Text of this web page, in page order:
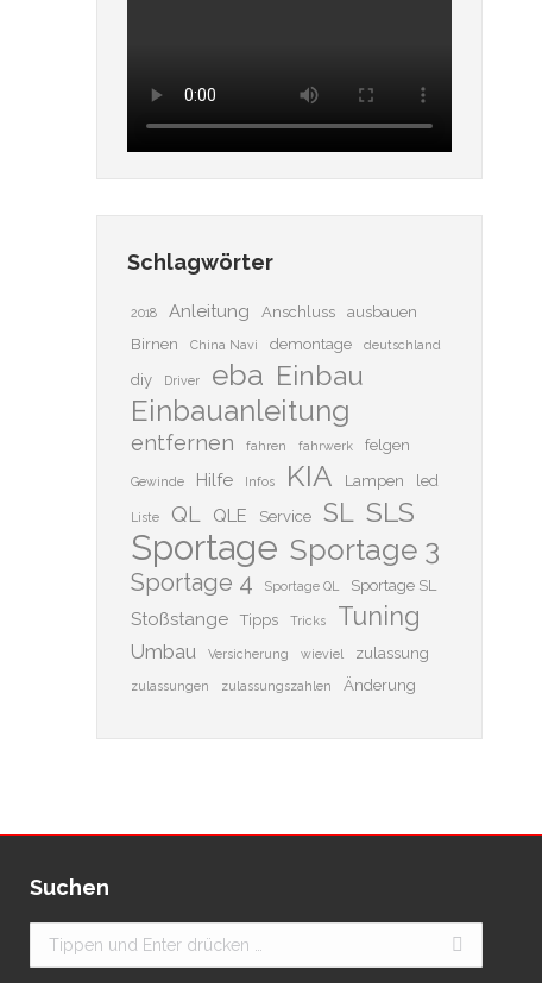
Schlagwörter
2018 Anleitung Anschluss
ausbauen
Birnen
China Navi demontage deutschland
diy Driver eba Einbau
Einbauanleitung
entfernen fahren fahrwerk felgen
Gewinde Hilfe Infos KIA Lampen led
Liste QL QLE Service SL SLS
Sportage Sportage 3
Sportage 4 Sportage QL Sportage SL
Stoßstange Tipps Tricks Tuning
Umbau Versicherung wieviel zulassung
zulassungen zulassungszahlen Änderung
Suchen
Search: